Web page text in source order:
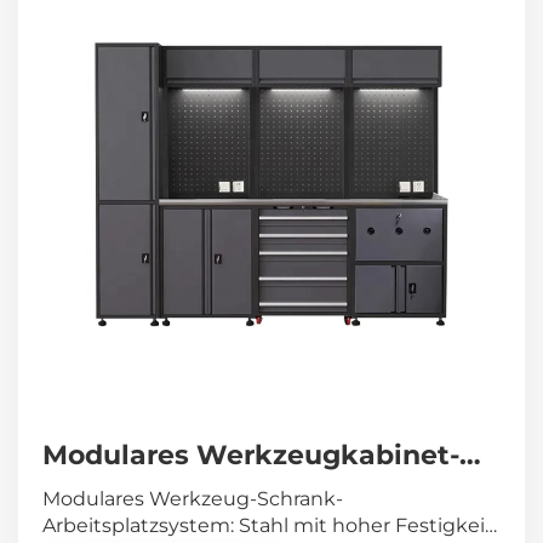
Modulares Werkzeugkabinet-
Arbeitsplatz, hochbeständiges
Garagen-Arbeitsplatzsystem,
Modulares Werkzeug-Schrank-
Arbeitsplatzsystem: Stahl mit hoher Festigkeit